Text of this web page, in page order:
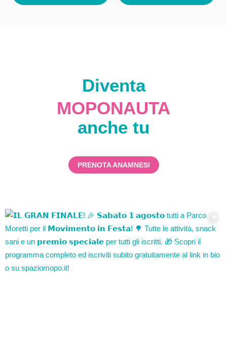
Diventa
MOPONAUTA
anche tu
PRENOTA ANAMNESI